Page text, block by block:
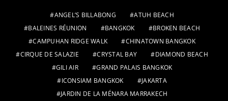
ANGEL’S BILLABONG
ATUH BEACH
BALEINES RÉUNION
BANGKOK
BROKEN BEACH
CAMPUHAN RIDGE WALK
CHINATOWN BANGKOK
CIRQUE DE SALAZIE
CRYSTAL BAY
DIAMOND BEACH
GILI AIR
GRAND PALAIS BANGKOK
ICONSIAM BANGKOK
JAKARTA
JARDIN DE LA MÉNARA MARRAKECH